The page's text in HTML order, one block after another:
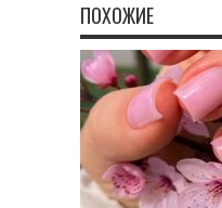
ПОХОЖИЕ